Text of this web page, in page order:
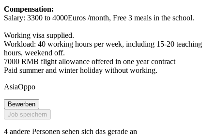
Compensation:
Salary: 3300 to 4000Euros /month, Free 3 meals in the school.
Working visa supplied.
Workload: 40 working hours per week, including 15-20 teaching
hours, weekend off.
7000 RMB flight allowance offered in one year contract
Paid summer and winter holiday without working.
AsiaOppo
Bewerben
Job speichern
4 andere Personen sehen sich das gerade an